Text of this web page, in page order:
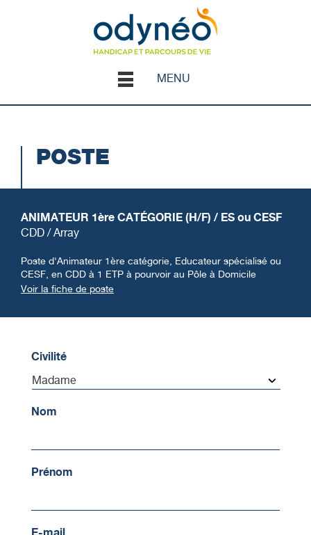
MENU
POSTE
ANIMATEUR 1ère CATÉGORIE (H/F) / ES ou CESF
CDD / Array
Poste d'Animateur 1ère catégorie, Educateur spécialisé ou
CESF, en CDD à 1 ETP à pourvoir au Pôle à Domicile
Voir la fiche de poste
Civilité
Nom
Prénom
E-mail